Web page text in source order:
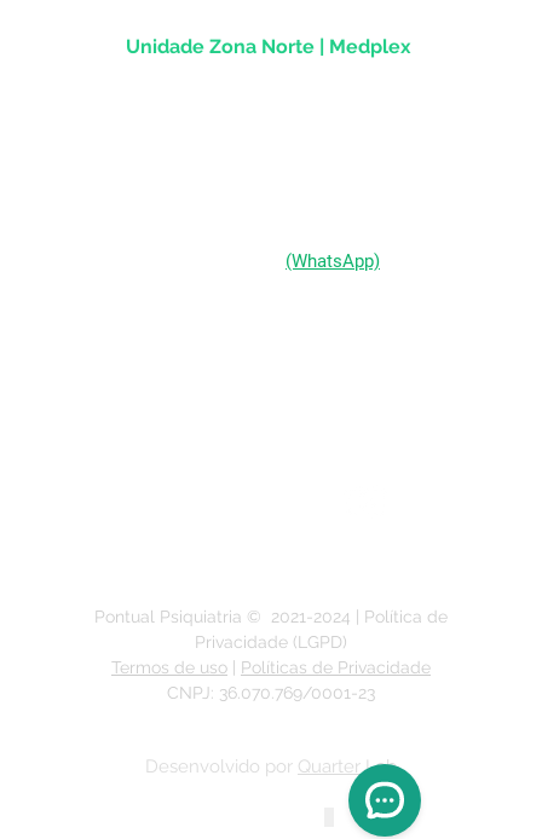
Unidade Zona Norte | Medplex
(WhatsApp)
Pontual Psiquiatria © 2021-2024 | Política de
Privacidade (LGPD)
Termos de uso
Políticas de Privacidade
CNPJ: 36.070.769/0001-23
Desenvolvido por Quarter Lab